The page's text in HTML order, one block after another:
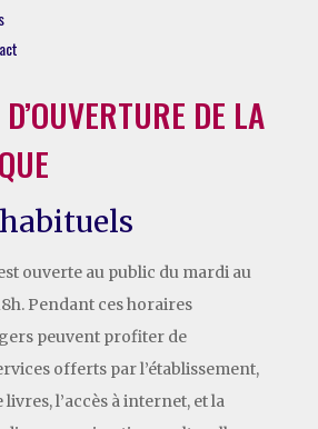
DE LA
ouverte au public du mardi au
Pendant ces horaires
peuvent profiter de
offerts par l’établissement,
l’accès à internet, et la